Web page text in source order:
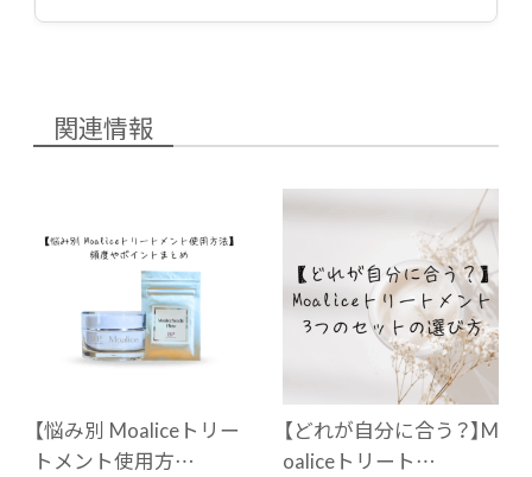
関連情報
【悩み別 Moaliceトリー
トメント使用方…
【どれが自分に合う？】M
oaliceトリート…